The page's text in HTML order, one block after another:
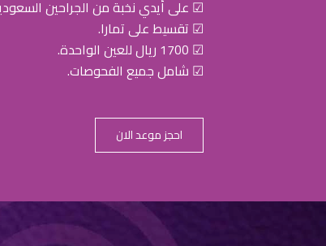
☑ على أيدي نخبة من الجراحين
☑ تقسيط على تمارا.
☑ 1700 ريال للعين الواحدة.
☑ شامل جميع الفحوصات.
احجز موعد الان